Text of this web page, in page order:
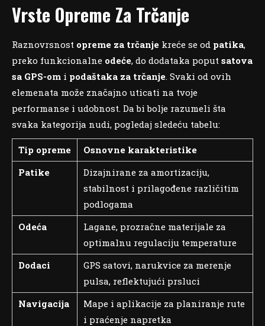
Vrste Opreme Za Trčanje
Raznovrsnost opreme za trčanje kreće se od patika,
preko funkcionalne odeće, do dodataka poput satova
sa GPS-om i podaštaka za trčanje. Svaki od ovih
elemenata može značajno uticati na tvoje
performanse i udobnost. Da bi bolje razumeli šta
svaka kategorija nudi, pogledaj sledeću tabelu:
Tip opreme
Osnovne karakteristike
Patike
Dizajnirane za amortizaciju,
stabilnost i prilagođene različitim
podlogama
Odeća
Lagane, prozračne materijale za
optimalnu regulaciju temperature
Dodaci
GPS satovi, narukvice za merenje
pulsa, reflektujući prsluci
Navigacija
Mape i aplikacije za planiranje rute
i praćenje napretka